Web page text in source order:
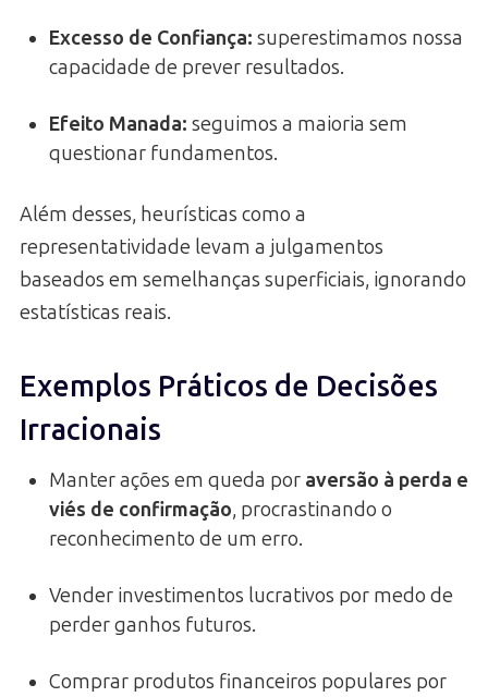
Excesso de Confiança: superestimamos nossa
capacidade de prever resultados.
Efeito Manada: seguimos a maioria sem
questionar fundamentos.
Além desses, heurísticas como a
representatividade levam a julgamentos
baseados em semelhanças superficiais, ignorando
estatísticas reais.
Exemplos Práticos de Decisões
Irracionais
Manter ações em queda por aversão à perda e
viés de confirmação, procrastinando o
reconhecimento de um erro.
Vender investimentos lucrativos por medo de
perder ganhos futuros.
Comprar produtos financeiros populares por